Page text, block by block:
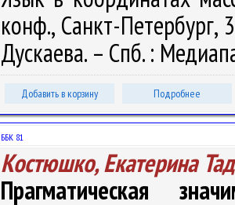
конф., Санкт-
Дускаева. – Спб. :
Добавить в корзину Подробнее
ББК 81
Костюшко, Екатерина
Прагматическая